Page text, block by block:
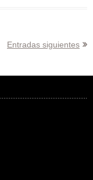
Entradas siguientes